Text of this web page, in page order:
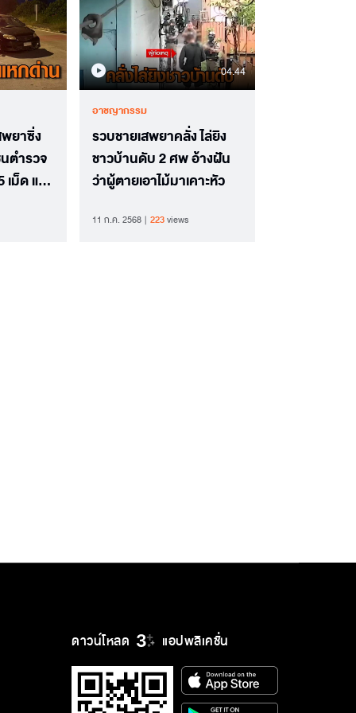
ยาซิ่ง
ตำรวจ
ม็ด แจ้ง
04.44
อาชญากรรม
รวบชายเสพยาคลั่ง ไล่ยิง
ชาวบ้านดับ 2 ศพ อ้างฝัน
ว่าผู้ตายเอาไม้มาเคาะหัว
11 ก.ค. 2568 223views
ดาวน์โหลด แอปพลิเคชั่น